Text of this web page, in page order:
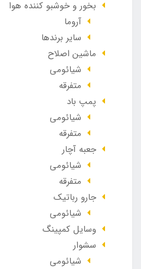
بخور و خوشبو کننده هوا
آروما
سایر برندها
ماشین اصلاح
شیائومی
متفرقه
پمپ باد
شیائومی
متفرقه
جعبه آچار
شیائومی
متفرقه
جارو رباتیک
شیائومی
وسایل کمپینگ
سشوار
شیائومی